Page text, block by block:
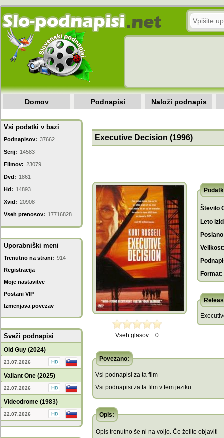
Domov Podnapisi Naloži podnapis
Vsi podatki v bazi
Podnapisov: 37662
Serij: 14583
Filmov: 23079
Dvd: 1861
Hd: 14893
Xvid: 20908
Vseh prenosov: 17716828
Uporabniški meni
Trenutno na strani: 914
Registracija
Moje nastavitve
Postani VIP
Izmenjava povezav
Sveži podnapisi
Old Guy (2024)
23.07.2026
Valiant One (2025)
22.07.2026
Videodrome (1983)
22.07.2026
Executive Decision (1996)
Vseh glasov: 0
Število
Leto
Format:
Povezano:
Vsi podnapisi za ta film
Vsi podnapisi za ta film v tem jeziku
Opis:
Opis trenutno še ni na voljo. Če želite objaviti